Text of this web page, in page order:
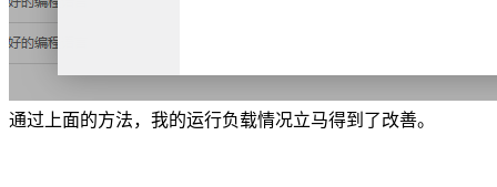
通过上面的方法，我的运行负载情况立马得到了改善。